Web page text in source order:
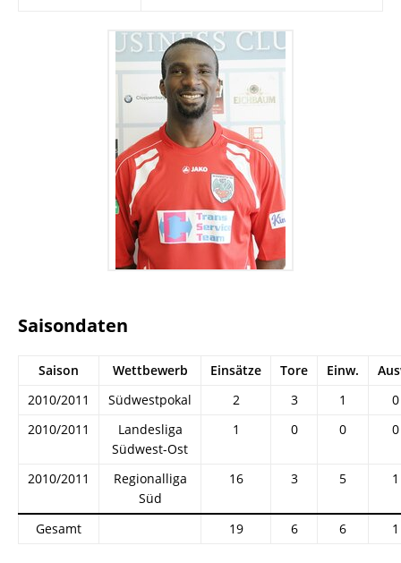
Saisondaten
Saison Wettbewerb Einsätze Tore Einw.
2010/2011
Südwestpokal 2 3 1
0
2010/2011
Landesliga
Südwest-Ost
1 0 0 0
2010/2011
Regionalliga
Süd
16 3 5 1
Gesamt 19 6 6 1